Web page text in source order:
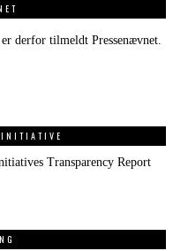
derfor tilmeldt Pressenævnet.
INITIATIVE
Transparency Report